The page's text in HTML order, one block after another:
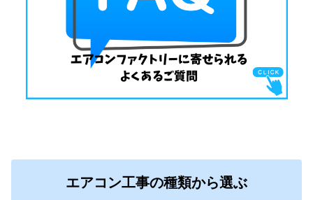
エアコン工事の種類から選ぶ